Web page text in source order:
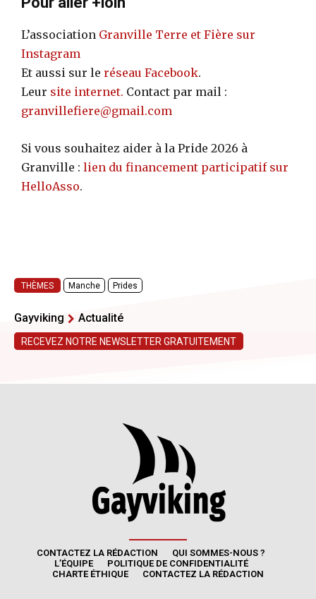
CONTACTEZ LA RÉDACTION
QUI SOMMES-NOUS ?
L’ÉQUIPE
POLITIQUE DE CONFIDENTIALITÉ
CHARTE ÉTHIQUE
CONTACTEZ LA RÉDACTION